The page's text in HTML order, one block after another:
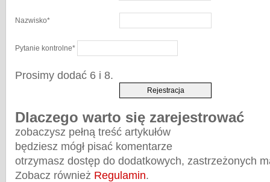
Nazwisko*
Pytanie kontrolne*
Prosimy dodać 6 i 8.
Dlaczego warto się zarejestrować
zobaczysz pełną treść artykułów
będziesz mógł pisać komentarze
otrzymasz dostęp do dodatkowych, zastrzeżonych
Zobacz również Regulamin.